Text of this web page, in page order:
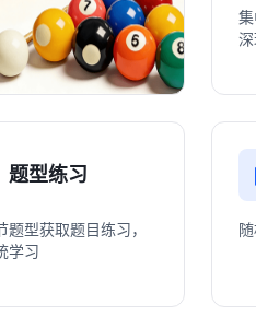
题型练习
题型获取题目练习，
学习